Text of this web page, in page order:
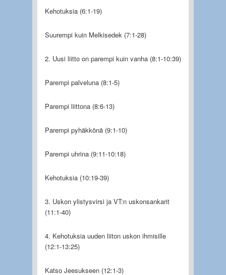
Kehotuksia (6:1-19)
Suurempi kuin Melkisedek (7:1-28)
2. Uusi liitto on parempi kuin vanha (8:1-10:39)
Parempi palveluna (8:1-5)
Parempi liittona (8:6-13)
Parempi pyhäkkönä (9:1-10)
Parempi uhrina (9:11-10:18)
Kehotuksia (10:19-39)
3. Uskon ylistysvirsi ja VT:n uskonsankarit
(11:1-40)
4. Kehotuksia uuden liiton uskon ihmisille
(12:1-13:25)
Katso Jeesukseen (12:1-3)